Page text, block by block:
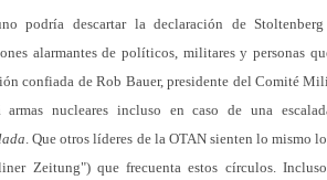
podría descartar la declaración de
alarmantes de políticos, militares y personas
confiada de Rob Bauer, presidente del Comité
armas nucleares incluso en caso de una
. Que otros líderes de la OTAN sienten lo mismo
Zeitung") que frecuenta estos círculos.